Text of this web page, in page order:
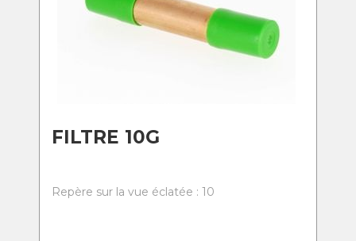
FILTRE 10G
Repère sur la vue éclatée : 10